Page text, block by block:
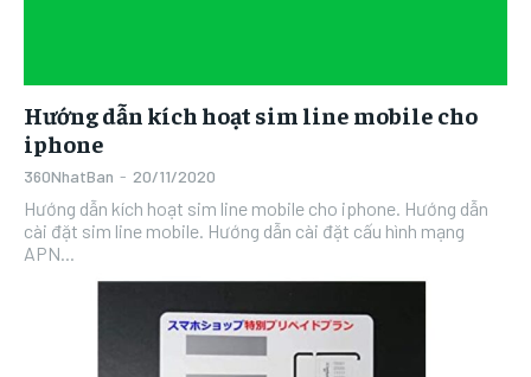
Hướng dẫn kích hoạt sim line mobile cho
iphone
360NhatBan - 20/11/2020
Hướng dẫn kích hoạt sim line mobile cho iphone. Hướng dẫn
cài đặt sim line mobile. Hướng dẫn cài đặt cấu hình mạng
APN...